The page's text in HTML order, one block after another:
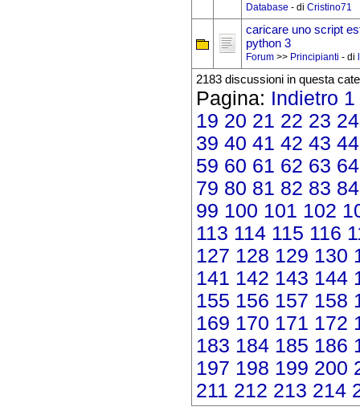
Database - di Cristino71
caricare uno script
python 3
Forum>> Principianti - di
2183 discussioni in questa
Pagina: Indietro 1
19 20 21 22 23 24
39 40 41 42 43 44
59 60 61 62 63 64
79 80 81 82 83 84
99 100 101 102
113 114 115 116
127 128 129 130
141 142 143 144
155 156 157 158
169 170 171 172
183 184 185 186
197 198 199 200
211 212 213 214